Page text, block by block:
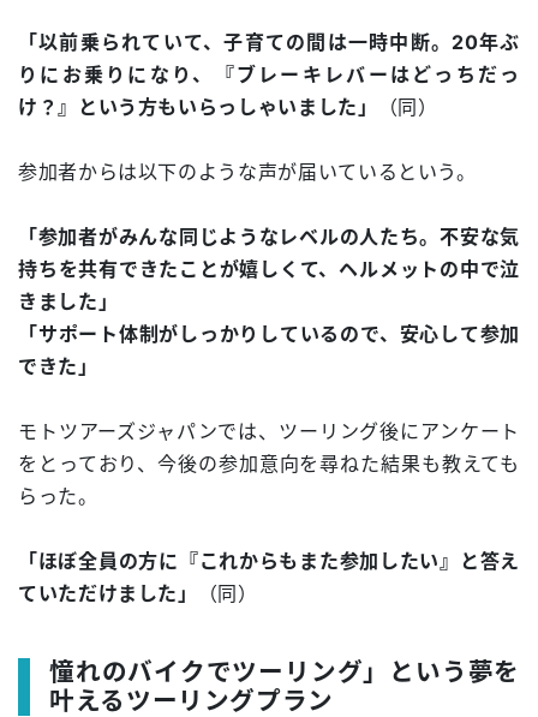
「以前乗られていて、子育ての間は一時中断。20年ぶ
りにお乗りになり、『ブレーキレバーはどっちだっ
け？』という方もいらっしゃいました」
（同）
参加者からは以下のような声が届いているという。
「参加者がみんな同じようなレベルの人たち。不安な気
持ちを共有できたことが嬉しくて、ヘルメットの中で泣
きました」
「サポート体制がしっかりしているので、安心して参加
できた」
モトツアーズジャパンでは、ツーリング後にアンケート
をとっており、今後の参加意向を尋ねた結果も教えても
らった。
「ほぼ全員の方に『これからもまた参加したい』と答え
ていただけました」
（同）
憧れのバイクでツーリング」という夢を
叶えるツーリングプラン